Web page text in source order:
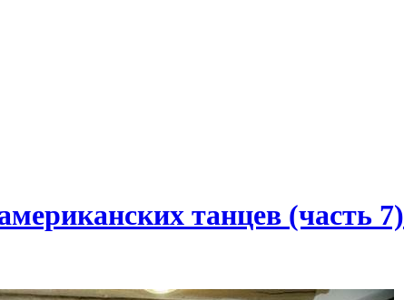
танцев (часть 7)